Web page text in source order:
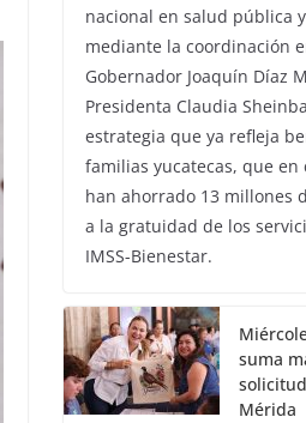
nacional en salud pública
mediante la coordinación
Gobernador Joaquín Díaz
Presidenta Claudia
estrategia que ya refleja
familias yucatecas, que en
han ahorrado 13 millones
a la gratuidad de los
IMSS-Bienestar.
suma
Mérida